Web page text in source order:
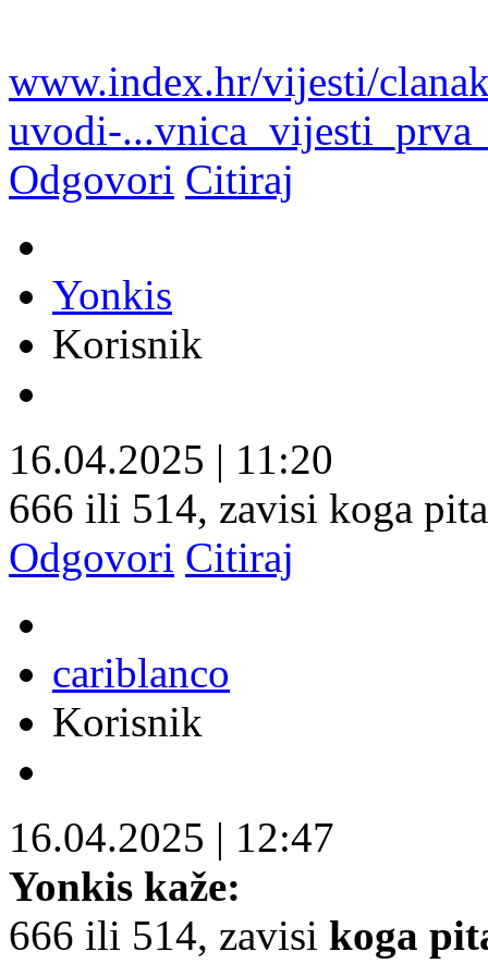
www.index.hr/vijesti/
uvodi-
Odgovori Citiraj
Yonkis
Korisnik
16.04.2025 | 11:20
666 ili 514, zavisi koga
Odgovori Citiraj
cariblanco
Korisnik
16.04.2025 | 12:47
Yonkis kaže:
666 ili 514, zavisi koga